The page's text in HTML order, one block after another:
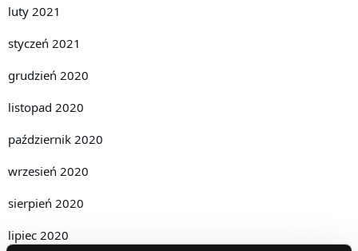
luty 2021
styczeń 2021
grudzień 2020
listopad 2020
październik 2020
wrzesień 2020
sierpień 2020
lipiec 2020